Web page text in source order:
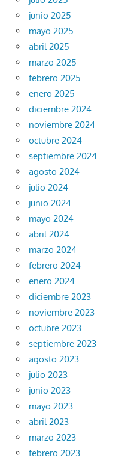
junio 2025
mayo 2025
abril 2025
marzo 2025
febrero 2025
enero 2025
diciembre 2024
noviembre 2024
octubre 2024
septiembre 2024
agosto 2024
julio 2024
junio 2024
mayo 2024
abril 2024
marzo 2024
febrero 2024
enero 2024
diciembre 2023
noviembre 2023
octubre 2023
septiembre 2023
agosto 2023
julio 2023
junio 2023
mayo 2023
abril 2023
marzo 2023
febrero 2023